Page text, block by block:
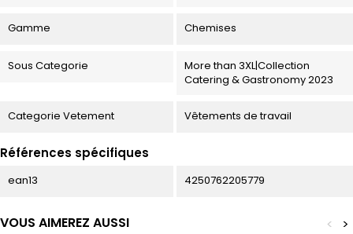
Gamme Chemises
Sous Categorie
More than 3XL|Collection
Catering & Gastronomy 2023
Categorie Vetement Vêtements de travail
Références spécifiques
ean13 4250762205779
VOUS AIMEREZ AUSSI >
<